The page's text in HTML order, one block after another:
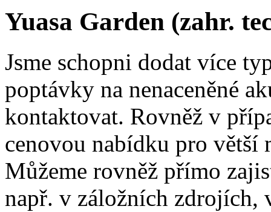
Yuasa Garden (zahr.
Jsme schopni dodat více
poptávky na nenaceněné
kontaktovat. Rovněž v
cenovou nabídku pro větší
Můžeme rovněž přímo
např. v záložních zdrojích,